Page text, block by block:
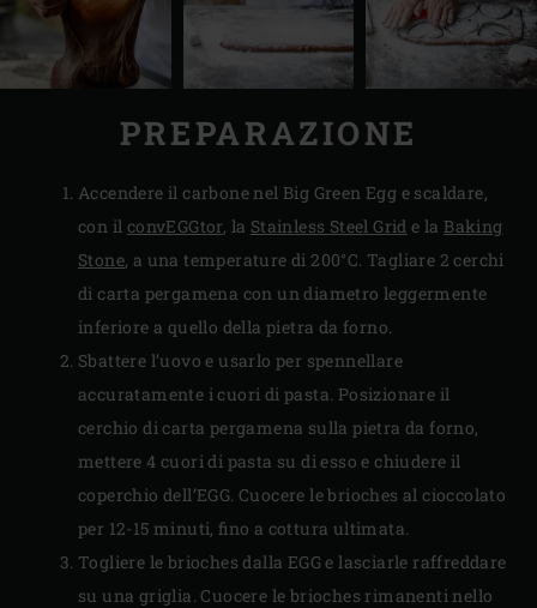
PREPARAZIONE
Accendere il carbone nel Big Green Egg e scaldare,
con il convEGGtor, la Stainless Steel Grid e laBaking
Stone, a una temperature di 200°C. Tagliare 2 cerchi
di carta pergamena con un diametro leggermente
inferiore a quello della pietra da forno.
Sbattere l’uovo e usarlo per spennellare
accuratamente i cuori di pasta. Posizionare il
cerchio di carta pergamena sulla pietra da forno,
mettere 4 cuori di pasta su di esso e chiudere il
coperchio dell’EGG. Cuocere le brioches al cioccolato
per 12-15 minuti, fino a cottura ultimata.
Togliere le brioches dalla EGG e lasciarle raffreddare
su una griglia. Cuocere le brioches rimanenti nello